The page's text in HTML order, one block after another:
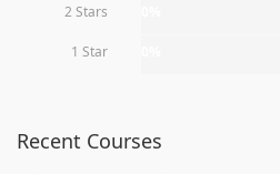
2 Stars
1 Star
Recent Courses